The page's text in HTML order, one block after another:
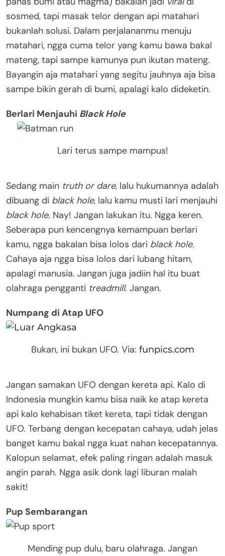
sosmed, tapi masak telor dengan api matahari
bukanlah solusi. Dalam perjalananmu menuju
matahari, ngga cuma telor yang kamu bawa bakal
mateng, tapi sampe kamunya pun ikutan mateng.
Bayangin aja matahari yang segitu jauhnya aja bisa
sampe bikin gerah di bumi, apalagi kalo dideketin.
Berlari Menjauhi Black Hole
Lari terus sampe mampus!
Sedang main truth or dare, lalu hukumannya adalah
dibuang di black hole, lalu kamu musti lari menjauhi
black hole. Nay! Jangan lakukan itu. Ngga keren.
Seberapa pun kencengnya kemampuan berlari
kamu, ngga bakalan bisa lolos dari black hole.
Cahaya aja ngga bisa lolos dari lubang hitam,
apalagi manusia. Jangan juga jadiin hal itu buat
olahraga pengganti treadmill. Jangan.
Numpang di Atap UFO
Bukan, ini bukan UFO. Via: funpics.com
Jangan samakan UFO dengan kereta api. Kalo di
Indonesia mungkin kamu bisa naik ke atap kereta
api kalo kehabisan tiket kereta, tapi tidak dengan
UFO. Terbang dengan kecepatan cahaya, udah jelas
banget kamu bakal ngga kuat nahan kecepatannya.
Kalopun selamat, efek paling ringan adalah masuk
angin parah. Ngga asik donk lagi liburan malah
sakit!
Pup Sembarangan
Mending pup dulu, baru olahraga. Jangan